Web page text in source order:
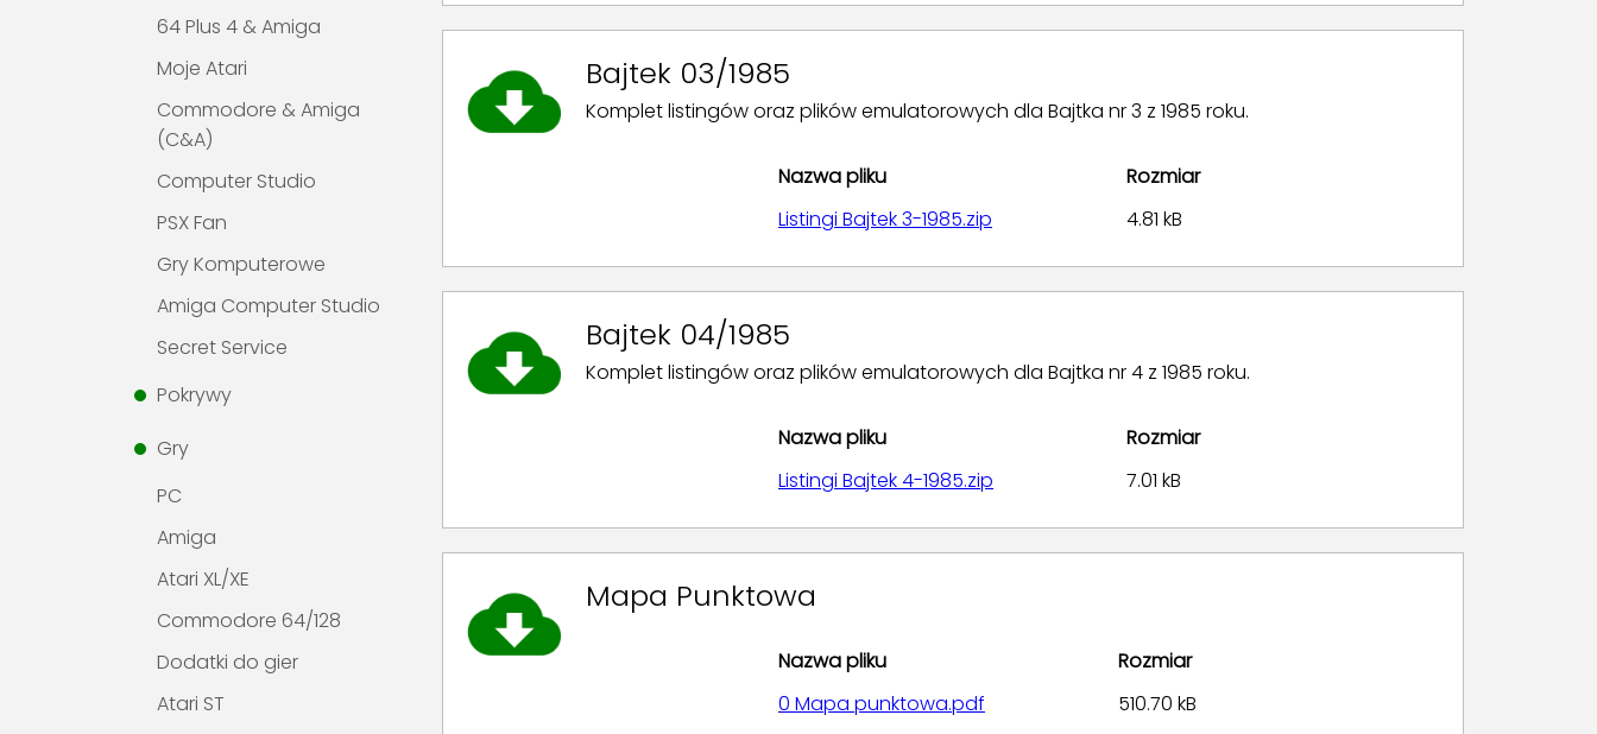
64 Plus 4 & Amiga
Moje Atari
Commodore & Amiga
(C&A)
Computer Studio
PSX Fan
Gry Komputerowe
Amiga Computer Studio
Secret Service
Pokrywy
Gry
PC
Amiga
Atari XL/XE
Commodore 64/128
Dodatki do gier
Atari ST
Bajtek 03/1985
Komplet listingów oraz plików emulatorowych dla Bajtka nr 3 z 1985 roku.
Nazwa pliku
Rozmiar
Listingi Bajtek 3-1985.zip
4.81 kB
Bajtek 04/1985
Komplet listingów oraz plików emulatorowych dla Bajtka nr 4 z 1985 roku.
Nazwa pliku
Rozmiar
Listingi Bajtek 4-1985.zip
7.01 kB
Mapa Punktowa
Nazwa pliku
Rozmiar
0 Mapa punktowa.pdf
510.70 kB